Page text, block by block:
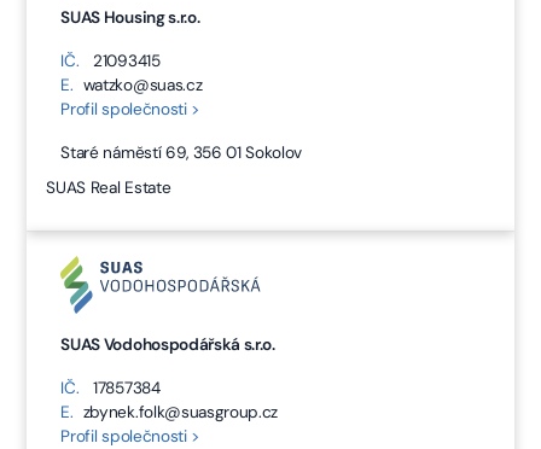
SUAS Housing s.r.o.
IČ.
21093415
E. watzko@suas.cz
Profil společnosti >
Staré náměstí 69, 356 01 Sokolov
SUAS Real Estate
SUAS Vodohospodářská s.r.o.
IČ.
17857384
E. zbynek.folk@suasgroup.cz
Profil společnosti >